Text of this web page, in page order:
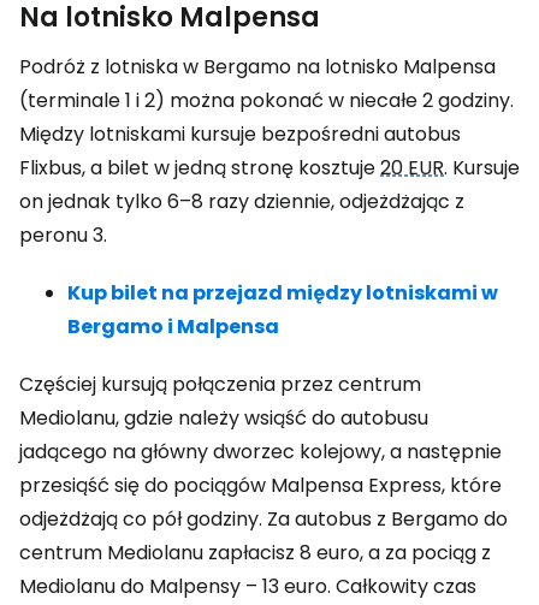
Na lotnisko Malpensa
Podróż z lotniska w Bergamo na lotnisko Malpensa
(terminale 1 i 2) można pokonać w niecałe 2 godziny.
Między lotniskami kursuje bezpośredni autobus
Flixbus, a bilet w jedną stronę kosztuje20 EUR. Kursuje
on jednak tylko 6–8 razy dziennie, odjeżdżając z
peronu 3.
Kup bilet na przejazd między lotniskami w
Bergamo i Malpensa
Częściej kursują połączenia przez centrum
Mediolanu, gdzie należy wsiąść do autobusu
jadącego na główny dworzec kolejowy, a następnie
przesiąść się do pociągów Malpensa Express, które
odjeżdżają co pół godziny. Za autobus z Bergamo do
centrum Mediolanu zapłacisz 8 euro, a za pociąg z
Mediolanu do Malpensy – 13 euro. Całkowity czas